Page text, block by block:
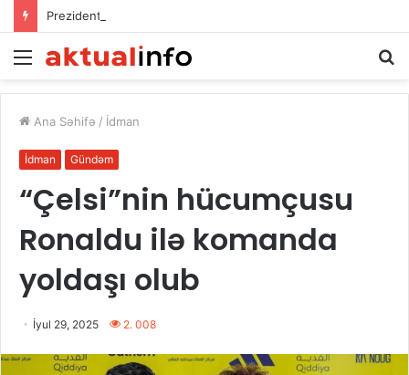
Menu
Ana Səhifə / İdman
İdman Gündəm
“Çelsi”nin hücumçusu
Ronaldu ilə komanda
yoldaşı olub
İyul 29, 2025 2. 008